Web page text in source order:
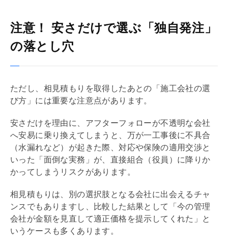
注意！ 安さだけで選ぶ「独自発注」
の落とし穴
ただし、相見積もりを取得したあとの「施工会社の選
び方」には重要な注意点があります。
安さだけを理由に、アフターフォローが不透明な会社
へ安易に乗り換えてしまうと、万が一工事後に不具合
（水漏れなど）が起きた際、対応や保険の適用交渉と
いった「面倒な実務」が、直接組合（役員）に降りか
かってしまうリスクがあります。
相見積もりは、別の選択肢となる会社に出会えるチャ
ンスでもありますし、比較した結果として「今の管理
会社が金額を見直して適正価格を提示してくれた」と
いうケースも多くあります。